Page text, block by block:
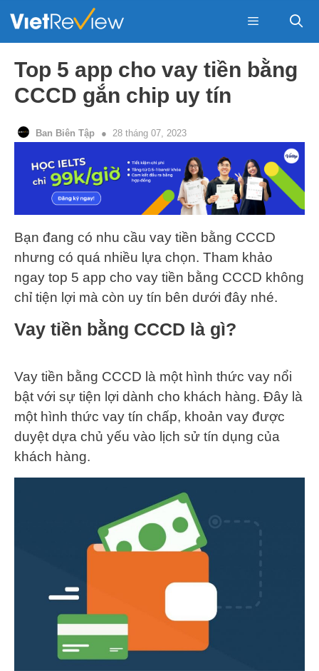
Menu
Top 5 app cho vay tiền bằng
CCCD gắn chip uy tín
Ban Biên Tập 28 tháng 07, 2023
Bạn đang có nhu cầu vay tiền bằng CCCD
nhưng có quá nhiều lựa chọn. Tham khảo
ngay top 5 app cho vay tiền bằng CCCD không
chỉ tiện lợi mà còn uy tín bên dưới đây nhé.
Vay tiền bằng CCCD là gì?
Vay tiền bằng CCCD là một hình thức vay nổi
bật với sự tiện lợi dành cho khách hàng. Đây là
một hình thức vay tín chấp, khoản vay được
duyệt dựa chủ yếu vào lịch sử tín dụng của
khách hàng.